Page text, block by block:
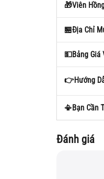
🎁Viên
🏪Địa Chỉ
💵Bảng Giá
👉Hướng
📳Bạn Cần
Đánh giá